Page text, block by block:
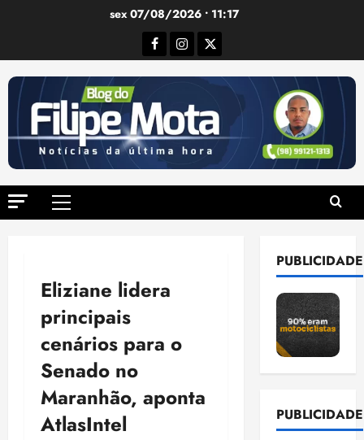
sex 07/08/2026 • 11:17
Facebook
Instagram
Twitter
Menu
Eliziane lidera
principais
cenários para o
Senado no
Maranhão, aponta
AtlasIntel
PUBLICIDADE
PUBLICIDADE